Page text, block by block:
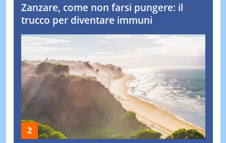
Zanzare, come non farsi pungere: il
trucco per diventare immuni